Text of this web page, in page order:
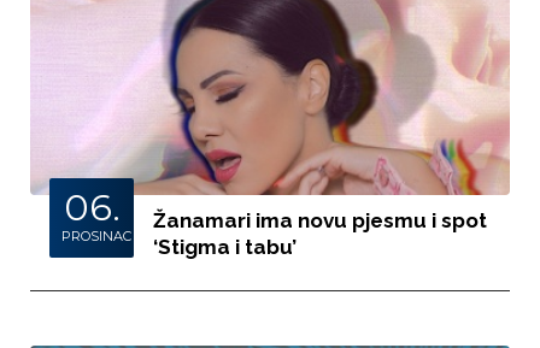
06.
PROSINAC
Žanamari ima novu pjesmu i spot
‘Stigma i tabu’